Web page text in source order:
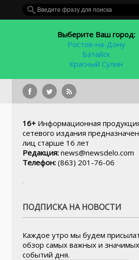
Выберите Ваш город:
Ростов-на-Дону
Батайск
Красный Сулин
16+ Информационная
сетевого издания
лиц старше 16 лет
Редакция: news@newsdelo.com
Телефон: (863) 201-76-06
ПОДПИСКА НА НОВОСТИ
Каждое утро мы будем
обзор самых важных и значимых
событий дня.